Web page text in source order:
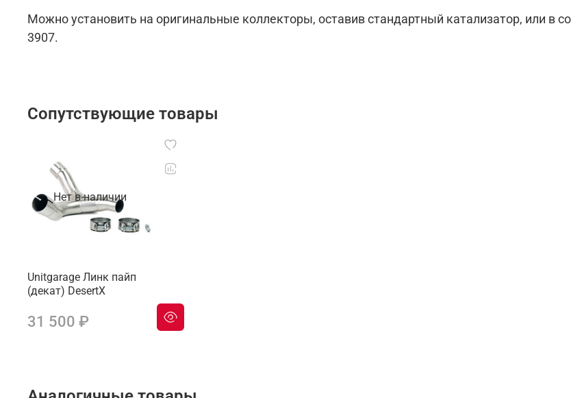
Можно установить на оригинальные коллекторы, оставив стандартный катализатор, или в
3907.
Сопутствующие товары
Нет в наличии
Unitgarage Линк пайп
(декат) DesertX
31 500 ₽